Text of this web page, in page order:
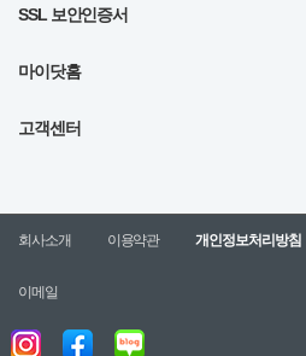
SSL 보안인증서
마이닷홈
고객센터
회사소개 이용약관 개인정보처리방침
이메일